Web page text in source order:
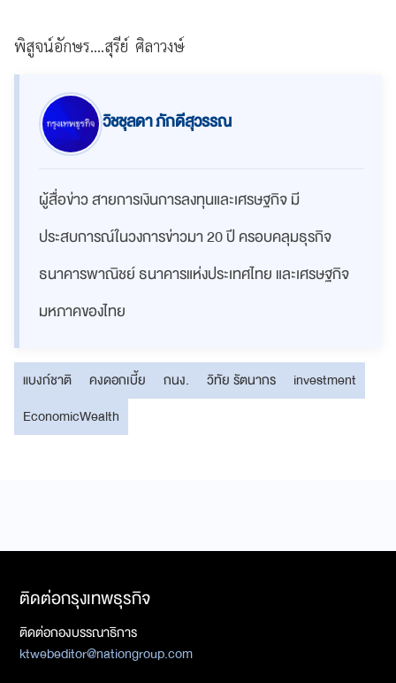
พิสูจน์อักษร....สุรีย์ ศิลาวงษ์
วิชชุลดา ภักดีสุวรรณ
ผู้สื่อข่าว สายการเงินการลงทุนและเศรษฐกิจ มี
ประสบการณ์ในวงการข่าวมา 20 ปี ครอบคลุมธุรกิจ
ธนาคารพาณิชย์ ธนาคารแห่งประเทศไทย และเศรษฐกิจ
มหภาคของไทย
แบงก์ชาติ คงดอกเบี้ย กนง. วิทัย รัตนากร
investment
EconomicWealth
ติดต่อกรุงเทพธุรกิจ
ติดต่อกองบรรณาธิการ
ktwebeditor@nationgroup.com